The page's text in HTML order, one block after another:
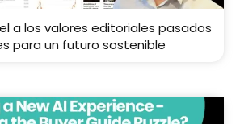
a los valores editoriales pasados
para un futuro sostenible